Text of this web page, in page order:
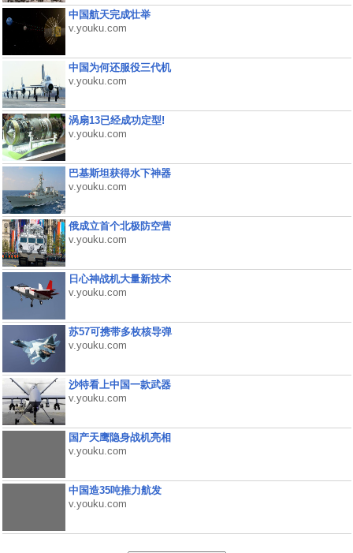
中国航天完成壮举
v.youku.com
中国为何还服役三代机
v.youku.com
涡扇13已经成功定型!
v.youku.com
巴基斯坦获得水下神器
v.youku.com
俄成立首个北极防空营
v.youku.com
日心神战机大量新技术
v.youku.com
苏57可携带多枚核导弹
v.youku.com
沙特看上中国一款武器
v.youku.com
国产天鹰隐身战机亮相
v.youku.com
中国造35吨推力航发
v.youku.com